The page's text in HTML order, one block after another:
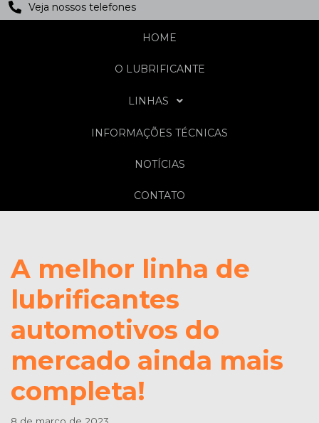
Veja nossos telefones
HOME
O LUBRIFICANTE
LINHAS
INFORMAÇÕES TÉCNICAS
NOTÍCIAS
CONTATO
A melhor linha de
lubrificantes
automotivos do
mercado ainda mais
completa!